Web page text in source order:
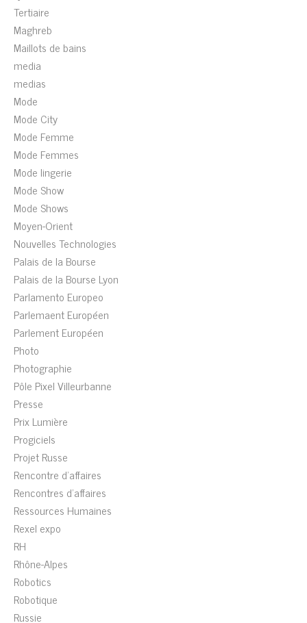
Tertiaire
Maghreb
Maillots de bains
media
medias
Mode
Mode City
Mode Femme
Mode Femmes
Mode lingerie
Mode Show
Mode Shows
Moyen-Orient
Nouvelles Technologies
Palais de la Bourse
Palais de la Bourse Lyon
Parlamento Europeo
Parlemaent Européen
Parlement Européen
Photo
Photographie
Pôle Pixel Villeurbanne
Presse
Prix Lumière
Progiciels
Projet Russe
Rencontre d'affaires
Rencontres d'affaires
Ressources Humaines
Rexel expo
RH
Rhône-Alpes
Robotics
Robotique
Russie